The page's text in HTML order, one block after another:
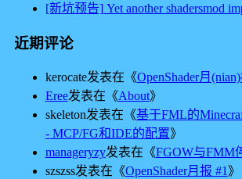
[新坑预告] Yet another shadersmod
近期评论
kerocate发表在《OpenShader月
Eree发表在《About》
skeleton发表在《基于FML的
- MCP/FG和IDE的配置》
manageryzy发表在《FGOW与FMM
szszss发表在《OpenShader月报 #1 》